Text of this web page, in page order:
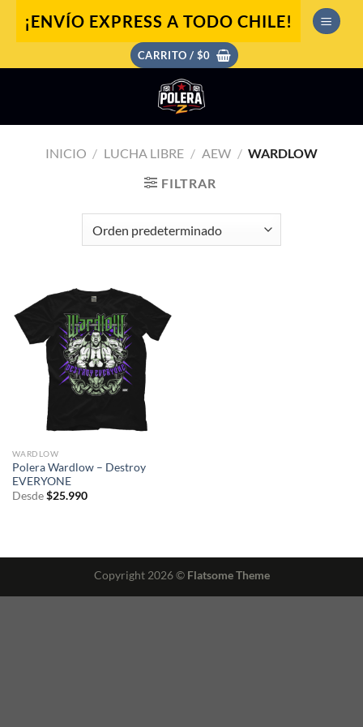
¡ENVÍO EXPRESS A TODO CHILE!
CARRITO / $0
INICIO / LUCHA LIBRE / AEW / WARDLOW
FILTRAR
WARDLOW
Polera Wardlow – Destroy
EVERYONE
Desde $25.990
Copyright 2026 © Flatsome Theme